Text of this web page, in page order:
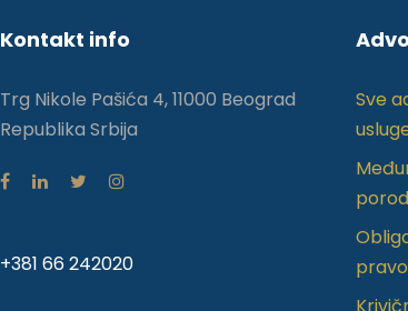
Kontakt info
Trg Nikole Pašića 4, 11000 Beograd
Republika Srbija
+381 66 242020
Sve
pravo